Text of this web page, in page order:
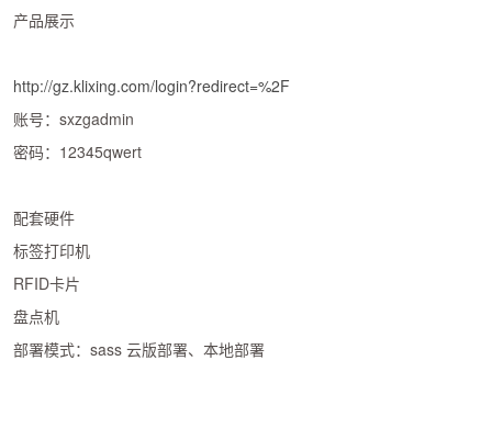
产品展示
http://gz.klixing.com/login?redirect=%2F
账号：sxzgadmin
密码：12345qwert
配套硬件
标签打印机
RFID卡片
盘点机
部署模式：sass 云版部署、本地部署